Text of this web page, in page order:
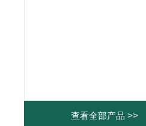
查看全部产品 >>